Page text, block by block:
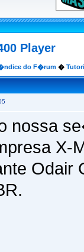
Player
do F�rum �
nossa
X-
Odair